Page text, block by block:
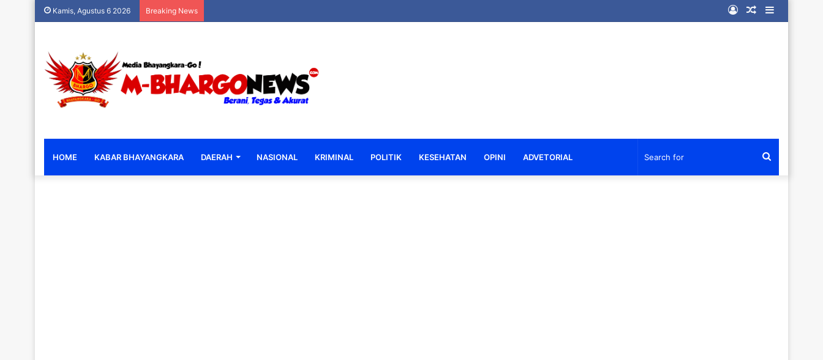
Kamis, Agustus 6 2026 Breaking News
Random
Log
HOME KABAR BHAYANGKARA DAERAH NASIONAL KRIMINAL POLITIK KESEHATAN OPINI ADVETORIAL